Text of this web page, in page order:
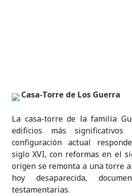
Casa-Torre de Los Guerra
La casa-torre de la familia
edificios más
configuración actual
siglo XVI, con reformas en el
origen se remonta a una torre
hoy desaparecida,
testamentarias.